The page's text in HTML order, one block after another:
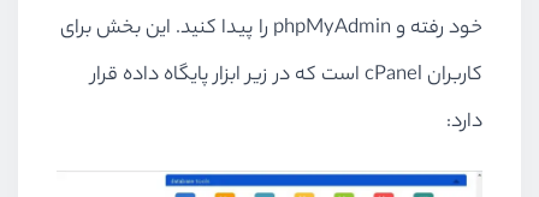
خود رفته وphpMyAdmin را پیدا کنید. این بخش برای
کاربران cPanelاست که در زیر ابزار پایگاه داده قرار
دارد: